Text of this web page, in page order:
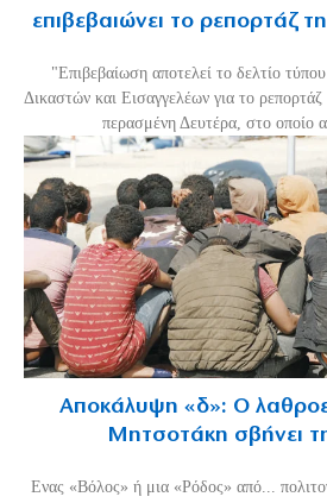
επιβεβαιώνει το ρεπορτάζ
"Επιβεβαίωση αποτελεί το δελτίο
Δικαστών και Εισαγγελέων για το
περασμένη Δευτέρα, στο οποίο
Αποκάλυψη «δ»: Ο
Μητσοτάκη σβήνει
Ενας «Βόλος» ή μια «Ρόδος» από...